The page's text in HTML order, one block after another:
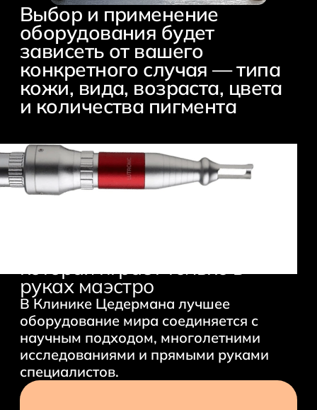
Выбор и применение
оборудования будет
зависеть от вашего
конкретного случая — типа
кожи, вида, возраста, цвета
и количества пигмента
которая играет только в
руках маэстро
В Клинике Цедермана лучшее
оборудование мира соединяется с
научным подходом, многолетними
исследованиями и прямыми руками
специалистов.